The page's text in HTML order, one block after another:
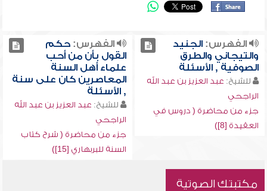
الفهرس:الجنيد
والتيجاني والطرق
الصوفية , الأسئلة
للشيخ: عبد العزيز بن عبد الله
الراجحي
جزء من محاضرة ( دروس في
العقيدة [8])
الفهرس:حكم
القول بأن من أحب
علماء أهل السنة
المعاصرين كان على سنة
, الأسئلة
للشيخ: عبد العزيز بن عبد الله
الراجحي
جزء من محاضرة ( شرح كتاب
السنة للبربهاري [15])
مكتبتك الصوتية